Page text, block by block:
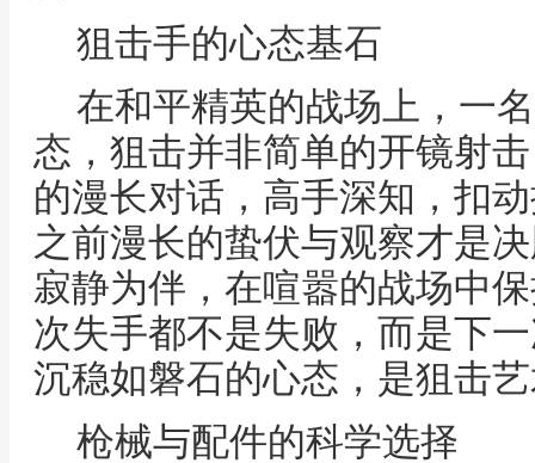
狙击手的心态基石
在和平精英的战场上，一
态，狙击并非简单的开镜射
的漫长对话，高手深知，扣
之前漫长的蛰伏与观察才是
寂静为伴，在喧嚣的战场中
次失手都不是失败，而是下
沉稳如磐石的心态，是狙击
枪械与配件的科学选择